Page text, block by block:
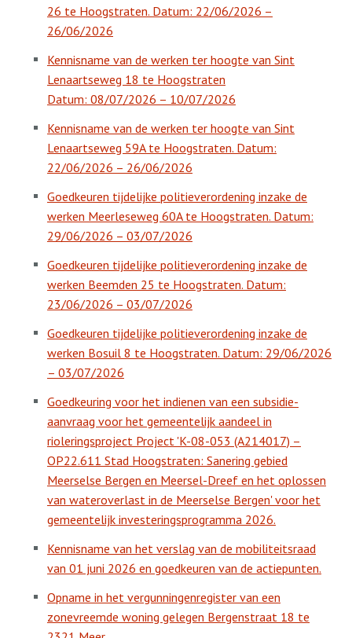
26 te Hoogstraten. Datum: 22/06/2026 –
26/06/2026
Kennisname van de werken ter hoogte van Sint
Lenaartseweg 18 te Hoogstraten
Datum: 08/07/2026 – 10/07/2026
Kennisname van de werken ter hoogte van Sint
Lenaartseweg 59A te Hoogstraten. Datum:
22/06/2026 – 26/06/2026
Goedkeuren tijdelijke politieverordening inzake de
werken Meerleseweg 60A te Hoogstraten. Datum:
29/06/2026 – 03/07/2026
Goedkeuren tijdelijke politieverordening inzake de
werken Beemden 25 te Hoogstraten. Datum:
23/06/2026 – 03/07/2026
Goedkeuren tijdelijke politieverordening inzake de
werken Bosuil 8 te Hoogstraten. Datum: 29/06/2026
– 03/07/2026
Goedkeuring voor het indienen van een subsidie-
aanvraag voor het gemeentelijk aandeel in
rioleringsproject Project 'K-08-053 (A214017) –
OP22.611 Stad Hoogstraten: Sanering gebied
Meerselse Bergen en Meersel-Dreef en het oplossen
van wateroverlast in de Meerselse Bergen' voor het
gemeentelijk investeringsprogramma 2026.
Kennisname van het verslag van de mobiliteitsraad
van 01 juni 2026 en goedkeuren van de actiepunten.
Opname in het vergunningenregister van een
zonevreemde woning gelegen Bergenstraat 18 te